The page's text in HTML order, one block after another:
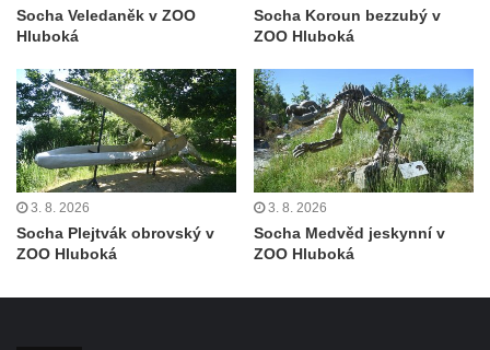
Socha Veledaněk v ZOO
Hluboká
Socha Koroun bezzubý v
ZOO Hluboká
3. 8. 2026
Socha Plejtvák obrovský v
ZOO Hluboká
3. 8. 2026
Socha Medvěd jeskynní v
ZOO Hluboká